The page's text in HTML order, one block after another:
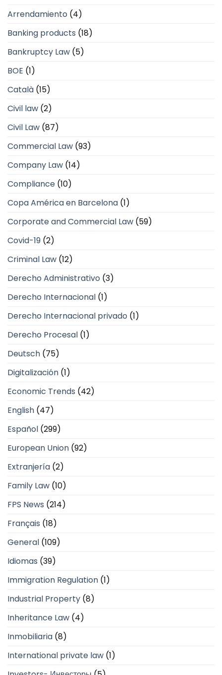
Arrendamiento (4)
Banking products (18)
Bankruptcy Law (5)
BOE (1)
Català (15)
Civil law (2)
Civil Law (87)
Commercial Law (93)
Company Law (14)
Compliance (10)
Copa América en Barcelona (1)
Corporate and Commercial Law (59)
Covid-19 (2)
Criminal Law (12)
Derecho Administrativo (3)
Derecho Internacional (1)
Derecho Internacional privado (1)
Derecho Procesal (1)
Deutsch (75)
Digitalización (1)
Economic Trends (42)
English (47)
Español (299)
European Union (92)
Extranjería (2)
Family Law (10)
FPS News (214)
Français (18)
General (109)
Idiomas (39)
Immigration Regulation (1)
Industrial Property (8)
Inheritance Law (4)
Inmobiliaria (8)
International private law (1)